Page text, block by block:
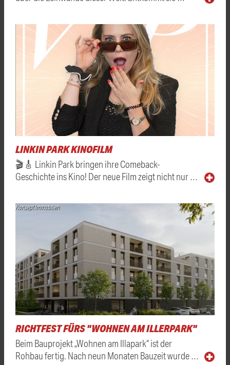
LINKIN PARK KINOFILM
🎬🎸 Linkin Park bringen ihre Comeback-
Geschichte ins Kino! Der neue Film zeigt nicht nur …
Konzept Immobilien
RICHTFEST FÜRS "WOHNEN AM ILLERPARK"
Beim Bauprojekt „Wohnen am Illapark“ ist der
Rohbau fertig. Nach neun Monaten Bauzeit wurde …